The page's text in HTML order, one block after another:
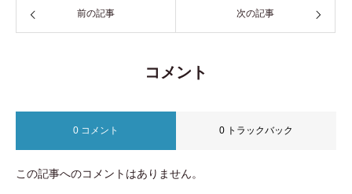
前の記事 次の記事
コメント
0 コメント 0 トラックバック
この記事へのコメントはありません。